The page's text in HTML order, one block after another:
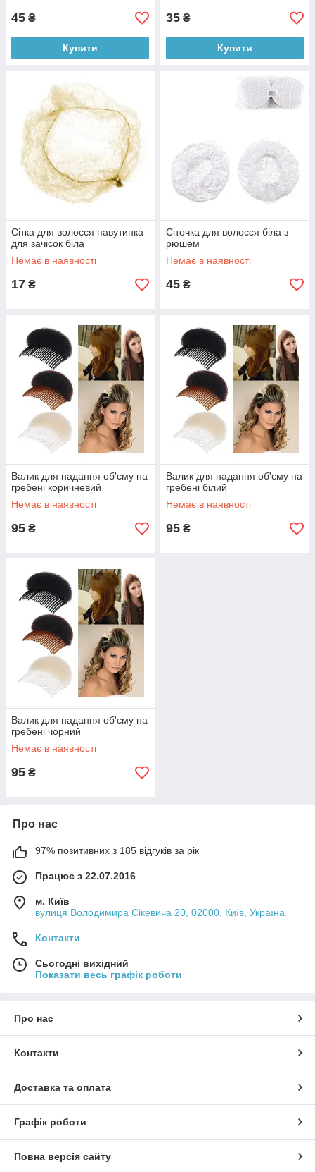
45 ₴
Купити
35 ₴
Купити
Сітка для волосся павутинка
для зачісок біла
Немає в наявності
17 ₴
Сіточка для волосся біла з
рюшем
Немає в наявності
45 ₴
Валик для надання об'єму на
гребені коричневий
Немає в наявності
95 ₴
Валик для надання об'єму на
гребені білий
Немає в наявності
95 ₴
Валик для надання об'єму на
гребені чорний
Немає в наявності
95 ₴
Про нас
97% позитивних з 185 відгуків за рік
Працює з 22.07.2016
м. Київ
вулиця Володимира Сікевича 20, 02000, Київ, Україна
Контакти
Сьогодні вихідний
Показати весь графік роботи
Про нас
Контакти
Доставка та оплата
Графік роботи
Повна версія сайту